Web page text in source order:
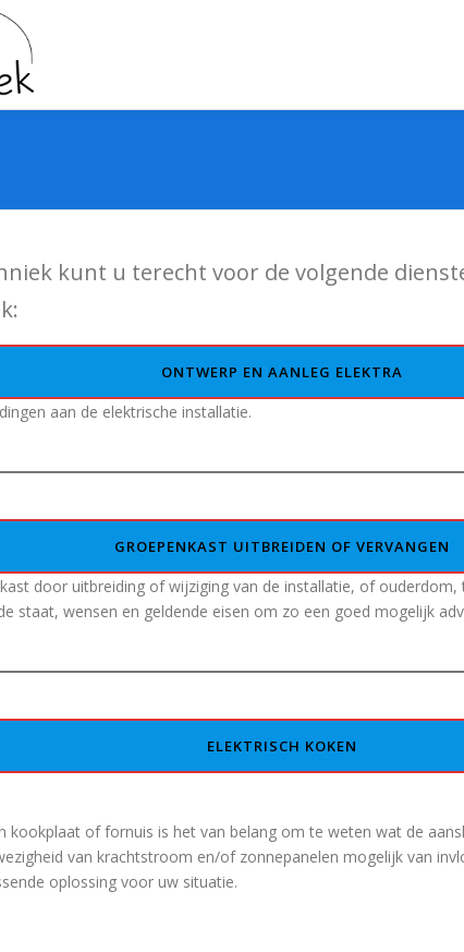
kunt u terecht voor de volgende
ONTWERP EN AANLEG ELEKTRA
aan de elektrische installatie.
GROEPENKAST UITBREIDEN OF VERVANGEN
door uitbreiding of wijziging van de installatie, of
staat, wensen en geldende eisen om zo een goed mogelijk
ELEKTRISCH KOKEN
kookplaat of fornuis is het van belang om te weten wat de
van krachtstroom en/of zonnepanelen mogelijk van
oplossing voor uw situatie.